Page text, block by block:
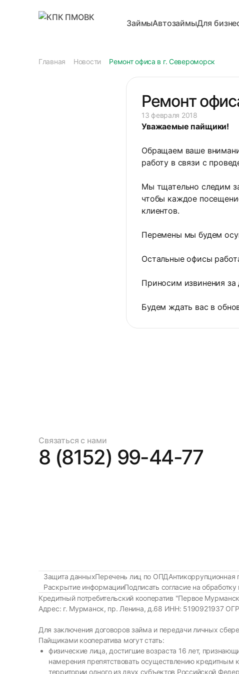
ЗаймыАвтозаймыДля
Главная Новости Ремонт офиса в г. Североморск
Ремонт
13 февраля 2018
Уважаемые пайщики!
Обращаем ваше
работу в связи с
Мы тщательно следим
чтобы каждое
клиентов.
Перемены мы будем
Остальные офисы
Приносим извинения за
Будем ждать вас в
Связаться с нами
8 (8152) 99-44-77
Защита данныхПеречень лиц по ОПДАнтикоррупционная
Раскрытие информацииПодписать согласие на
Кредитный потребительский кооператив "Первое
Адрес: г. Мурманск, пр. Ленина, д.68 ИНН: 5190921937
Для заключения договоров займа и передачи личных
Пайщиками кооператива могут стать:
физические лица, достигшие возраста 16 лет,
намерения препятствовать осуществлению кредитным
территории одного из двух субъектов Российской